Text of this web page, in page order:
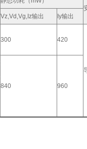
Vz,Vd,Vg,Iz输出
Iy输出
300 420
840 960